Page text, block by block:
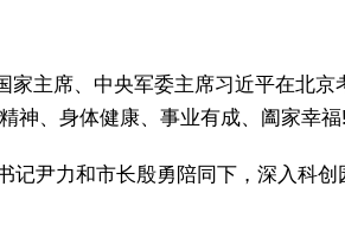
主席、中央军委主席习近平在北
神、身体健康、事业有成、阖家幸
记尹力和市长殷勇陪同下，深入科